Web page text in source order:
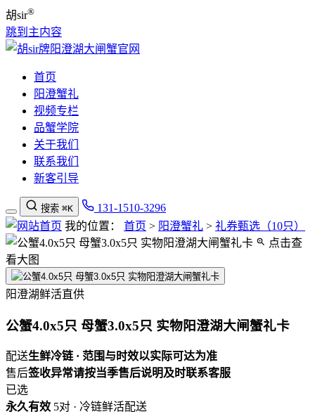
胡sir®
跳到主内容
首页
阳澄蟹礼
视频专栏
品蟹学院
关于我们
联系我们
新客引导
搜索 ⌘K
131-1510-3296
我的位置： 首页 > 阳澄蟹礼 > 礼券甄选（10只）
点击查
看大图
阳澄湖鲜活直供
公蟹4.0x5只 母蟹3.0x5只 实物阳澄湖大闸蟹礼卡
配送生鲜冷链 · 范围与时效以实际可达为准
售后签收异常请按当季售后说明及时联系客服
已选
永久有效 5对 · 冷链鲜活配送